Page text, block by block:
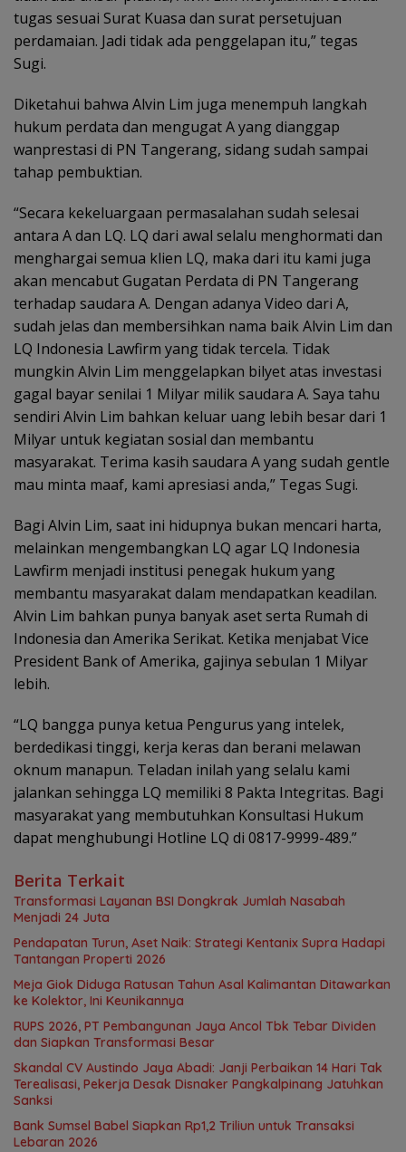
tugas sesuai Surat Kuasa dan surat persetujuan
perdamaian. Jadi tidak ada penggelapan itu,” tegas
Sugi.
Diketahui bahwa Alvin Lim juga menempuh langkah
hukum perdata dan mengugat A yang dianggap
wanprestasi di PN Tangerang, sidang sudah sampai
tahap pembuktian.
“Secara kekeluargaan permasalahan sudah selesai
antara A dan LQ. LQ dari awal selalu menghormati dan
menghargai semua klien LQ, maka dari itu kami juga
akan mencabut Gugatan Perdata di PN Tangerang
terhadap saudara A. Dengan adanya Video dari A,
sudah jelas dan membersihkan nama baik Alvin Lim dan
LQ Indonesia Lawfirm yang tidak tercela. Tidak
mungkin Alvin Lim menggelapkan bilyet atas investasi
gagal bayar senilai 1 Milyar milik saudara A. Saya tahu
sendiri Alvin Lim bahkan keluar uang lebih besar dari 1
Milyar untuk kegiatan sosial dan membantu
masyarakat. Terima kasih saudara A yang sudah gentle
mau minta maaf, kami apresiasi anda,” Tegas Sugi.
Bagi Alvin Lim, saat ini hidupnya bukan mencari harta,
melainkan mengembangkan LQ agar LQ Indonesia
Lawfirm menjadi institusi penegak hukum yang
membantu masyarakat dalam mendapatkan keadilan.
Alvin Lim bahkan punya banyak aset serta Rumah di
Indonesia dan Amerika Serikat. Ketika menjabat Vice
President Bank of Amerika, gajinya sebulan 1 Milyar
lebih.
“LQ bangga punya ketua Pengurus yang intelek,
berdedikasi tinggi, kerja keras dan berani melawan
oknum manapun. Teladan inilah yang selalu kami
jalankan sehingga LQ memiliki 8 Pakta Integritas. Bagi
masyarakat yang membutuhkan Konsultasi Hukum
dapat menghubungi Hotline LQ di 0817-9999-489.”
Berita Terkait
Transformasi Layanan BSI Dongkrak Jumlah Nasabah
Menjadi 24 Juta
Pendapatan Turun, Aset Naik: Strategi Kentanix Supra Hadapi
Tantangan Properti 2026
Meja Giok Diduga Ratusan Tahun Asal Kalimantan Ditawarkan
RUPS 2026, PT Pembangunan Jaya Ancol Tbk Tebar Dividen
dan Siapkan Transformasi Besar
Skandal CV Austindo Jaya Abadi: Janji Perbaikan 14 Hari Tak
Terealisasi, Pekerja Desak Disnaker Pangkalpinang Jatuhkan
Sanksi
Bank Sumsel Babel Siapkan Rp1,2 Triliun untuk Transaksi
Lebaran 2026